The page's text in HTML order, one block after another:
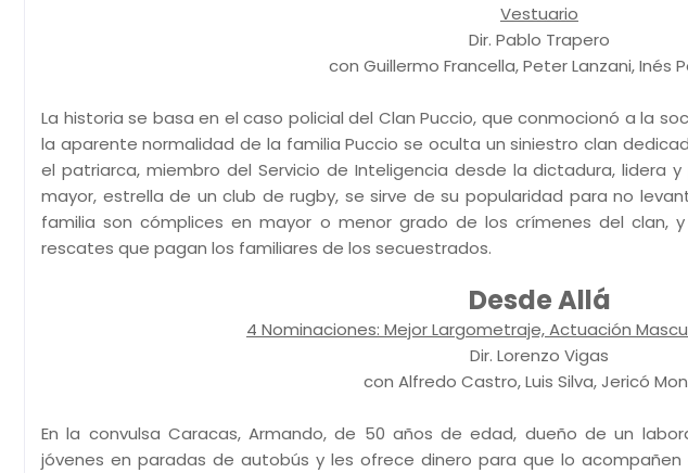
Vestuario
Dir. Pablo Trapero
con Guillermo Francella, Peter Lanzani, Inés
La historia se basa en el caso policial del Clan Puccio, que conmocionó a la
la aparente normalidad de la familia Puccio se oculta un siniestro clan
el patriarca, miembro del Servicio de Inteligencia desde la dictadura, lidera
mayor, estrella de un club de rugby, se sirve de su popularidad para no
familia son cómplices en mayor o menor grado de los crímenes del clan,
rescates que pagan los familiares de los secuestrados.
Desde Allá
4 Nominaciones: Mejor Largometraje, Actuación
Dir. Lorenzo Vigas
con Alfredo Castro, Luis Silva, Jericó
En la convulsa Caracas, Armando, de 50 años de edad, dueño de un
jóvenes en paradas de autobús y les ofrece dinero para que lo